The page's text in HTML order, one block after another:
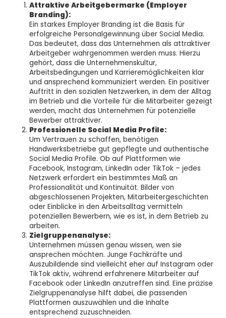
Attraktive Arbeitgebermarke (Employer
Branding):
Ein starkes Employer Branding ist die Basis für
erfolgreiche Personalgewinnung über Social Media.
Das bedeutet, dass das Unternehmen als attraktiver
Arbeitgeber wahrgenommen werden muss. Hierzu
gehört, dass die Unternehmenskultur,
Arbeitsbedingungen und Karrieremöglichkeiten klar
und ansprechend kommuniziert werden. Ein positiver
Auftritt in den sozialen Netzwerken, in dem der Alltag
im Betrieb und die Vorteile für die Mitarbeiter gezeigt
werden, macht das Unternehmen für potenzielle
Bewerber attraktiver.
Professionelle Social Media Profile:
Um Vertrauen zu schaffen, benötigen
Handwerksbetriebe gut gepflegte und authentische
Social Media Profile. Ob auf Plattformen wie
Facebook, Instagram, LinkedIn oder TikTok – jedes
Netzwerk erfordert ein bestimmtes Maß an
Professionalität und Kontinuität. Bilder von
abgeschlossenen Projekten, Mitarbeitergeschichten
oder Einblicke in den Arbeitsalltag vermitteln
potenziellen Bewerbern, wie es ist, in dem Betrieb zu
arbeiten.
Zielgruppenanalyse:
Unternehmen müssen genau wissen, wen sie
ansprechen möchten. Junge Fachkräfte und
Auszubildende sind vielleicht eher auf Instagram oder
TikTok aktiv, während erfahrenere Mitarbeiter auf
Facebook oder LinkedIn anzutreffen sind. Eine präzise
Zielgruppenanalyse hilft dabei, die passenden
Plattformen auszuwählen und die Inhalte
entsprechend zuzuschneiden.